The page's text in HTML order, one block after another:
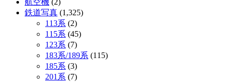
鉄道写真 (1,325)
113系 (2)
115系 (45)
123系 (7)
183系/189系 (115)
185系 (3)
201系 (7)